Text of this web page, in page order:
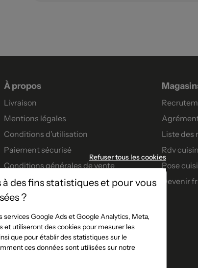
À propos
Livraison
Mentions légales
Conditions d'utilisation
Paiement sécurisé
Conditions générales de vente
Garanties
Tous nos partenaires
Financement
Les services confort
Règlement jeu concours facebook
Liste des
Rdv
Pose
Devenir
Refuser tous les cookies
des fins statistiques et pour vous
?
Google Ads et Google Analytics, Meta,
et utiliseront des cookies pour mesurer les
que pour établir des statistiques sur le
ces données sont utilisées sur notre